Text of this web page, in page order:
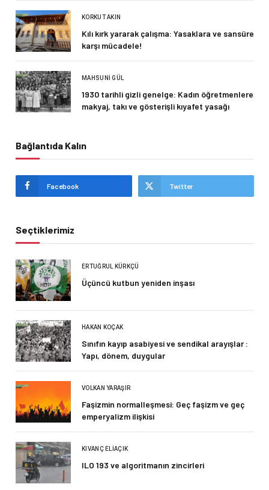
KORKUT AKIN
Kılı kırk yararak çalışma: Yasaklara ve sansüre
karşı mücadele!
MAHSUNI GÜL
1930 tarihli gizli genelge: Kadın öğretmenlere
makyaj, takı ve gösterişli kıyafet yasağı
Bağlantıda Kalın
Facebook Twitter
Seçtiklerimiz
ERTUĞRUL KÜRKÇÜ
Üçüncü kutbun yeniden inşası
HAKAN KOÇAK
Sınıfın kayıp asabiyesi ve sendikal arayışlar :
Yapı, dönem, duygular
VOLKAN YARAŞIR
Faşizmin normalleşmesi: Geç faşizm ve geç
emperyalizm ilişkisi
KIVANÇ ELIAÇIK
ILO 193 ve algoritmanın zincirleri